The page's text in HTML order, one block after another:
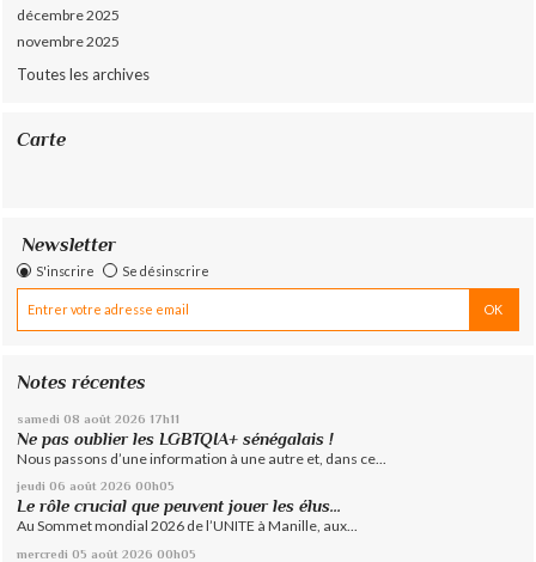
décembre 2025
novembre 2025
Toutes les archives
Carte
Newsletter
S'inscrire Se désinscrire
Notes récentes
samedi 08 août 2026 17h11
Ne pas oublier les LGBTQIA+ sénégalais !
Nous passons d’une information à une autre et, dans ce...
jeudi 06 août 2026 00h05
Le rôle crucial que peuvent jouer les élus...
Au Sommet mondial 2026 de l’UNITE à Manille, aux...
mercredi 05 août 2026 00h05